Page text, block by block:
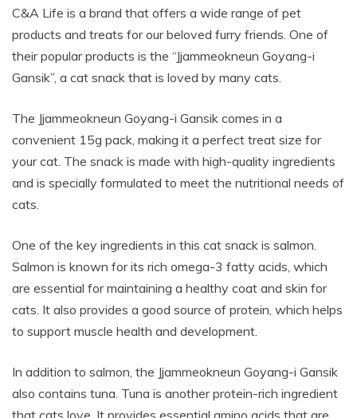
C&A Life is a brand that offers a wide range of pet
products and treats for our beloved furry friends. One of
their popular products is the “Jjammeokneun Goyang-i
Gansik”, a cat snack that is loved by many cats.
The Jjammeokneun Goyang-i Gansik comes in a
convenient 15g pack, making it a perfect treat size for
your cat. The snack is made with high-quality ingredients
and is specially formulated to meet the nutritional needs of
cats.
One of the key ingredients in this cat snack is salmon.
Salmon is known for its rich omega-3 fatty acids, which
are essential for maintaining a healthy coat and skin for
cats. It also provides a good source of protein, which helps
to support muscle health and development.
In addition to salmon, the Jjammeokneun Goyang-i Gansik
also contains tuna. Tuna is another protein-rich ingredient
that cats love. It provides essential amino acids that are